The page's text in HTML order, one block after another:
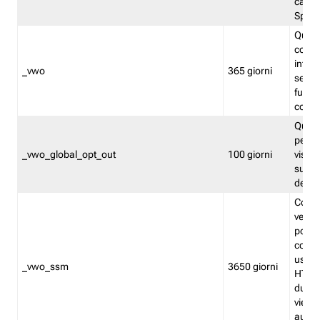
Split
_vwo 365 giorni
_vwo_global_opt_out 100 giorni
su
_vwo_ssm 3650 giorni
viene